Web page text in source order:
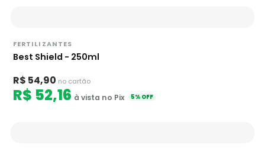
FERTILIZANTES
Best Shield - 250ml
R$ 54,90 no cartão
R$ 52,16 à vista no Pix 5% OFF